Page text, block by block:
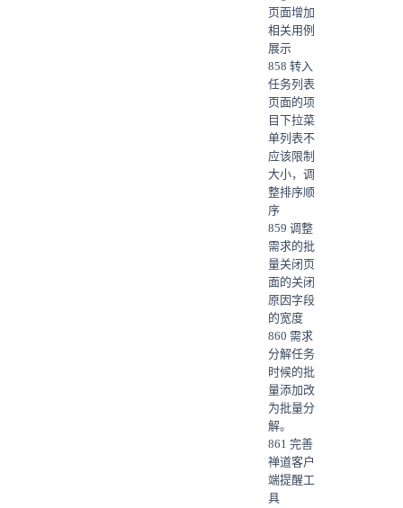
页面增加
相关用例
展示
858 转入
任务列表
页面的项
目下拉菜
单列表不
应该限制
大小，调
整排序顺
序
859 调整
需求的批
量关闭页
面的关闭
原因字段
的宽度
860 需求
分解任务
时候的批
量添加改
为批量分
解。
861 完善
禅道客户
端提醒工
具